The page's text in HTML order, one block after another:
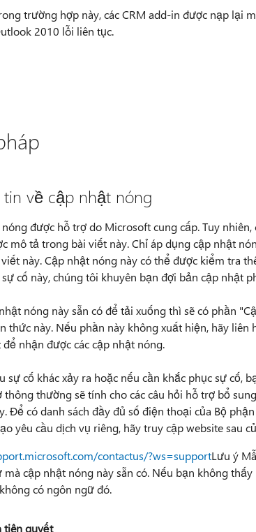
trường hợp này, các CRM add-in được nạp lại
2010 lỗi liên tục.
tin về cập nhật nóng
được hỗ trợ do Microsoft cung cấp. Tuy
mô tả trong bài viết này. Chỉ áp dụng cập nhật
này. Cập nhật nóng này có thể được kiểm tra
cố này, chúng tôi khuyên bạn đợi bản cập nhật
nóng này sẵn có để tải xuống thì sẽ có phần
thức này. Nếu phần này không xuất hiện, hãy
nhận được các cập nhật nóng.
sự cố khác xảy ra hoặc nếu cần khắc phục sự cố,
thông thường sẽ tính cho các câu hỏi hỗ trợ bổ
Để có danh sách đầy đủ số điện thoại của Bộ
yêu cầu dịch vụ riêng, hãy truy cập website sau
contactus/?ws=supportLưu ý
mà cập nhật nóng này sẵn có. Nếu bạn không
có ngôn ngữ đó.
quyết